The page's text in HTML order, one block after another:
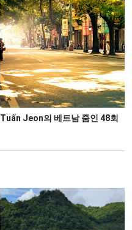
Tuấn Jeon의 ​베트남 ​줌인 48회